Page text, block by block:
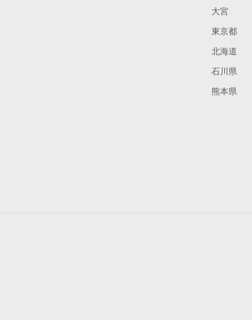
大宮
東京都
北海道
石川県
熊本県